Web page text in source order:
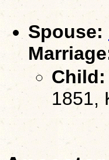
Spouse:
Child:
1851,